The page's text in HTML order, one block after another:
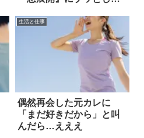
生活と仕事
偶然再会した元カレに
「まだ好きだから」と叫
んだら…えええ